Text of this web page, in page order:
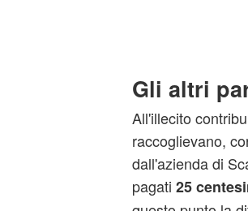
Gli altri
All'illecito
raccoglievano,
dall'azienda di
pagati 25